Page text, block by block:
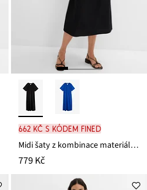
662 Kč s kódem FINED
Midi šaty z kombinace materiálů z čisté bavlny
779 Kč